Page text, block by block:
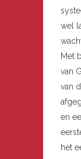
wel
Met
van
van
en
het